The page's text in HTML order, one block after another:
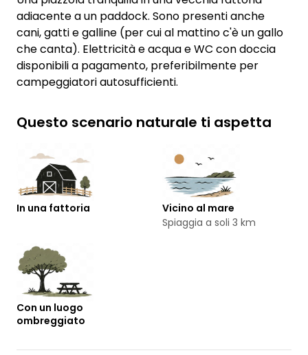
adiacente a un paddock. Sono presenti anche
cani, gatti e galline (per cui al mattino c'è un gallo
che canta). Elettricità e acqua e WC con doccia
disponibili a pagamento, preferibilmente per
campeggiatori autosufficienti.
Questo scenario naturale ti aspetta
In una fattoria
Vicino al mare
Spiaggia a soli 3 km
Con un luogo
ombreggiato